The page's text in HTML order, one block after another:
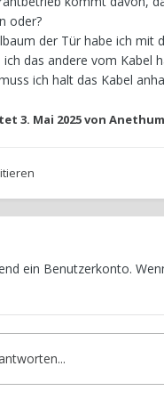
oder?
der Tür habe ich mit
das andere vom Kabel
ich halt das Kabel
3. Mai 2025von Anethum
ein Benutzerkonto.